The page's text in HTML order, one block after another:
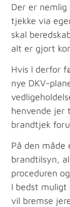
Der er
tjekke via
skal
alt er gjort
Hvis I derfor
nye DKV-
henvende jer
brandtjek
På den måde
brandtilsyn,
proceduren
I bedst
vil bremse